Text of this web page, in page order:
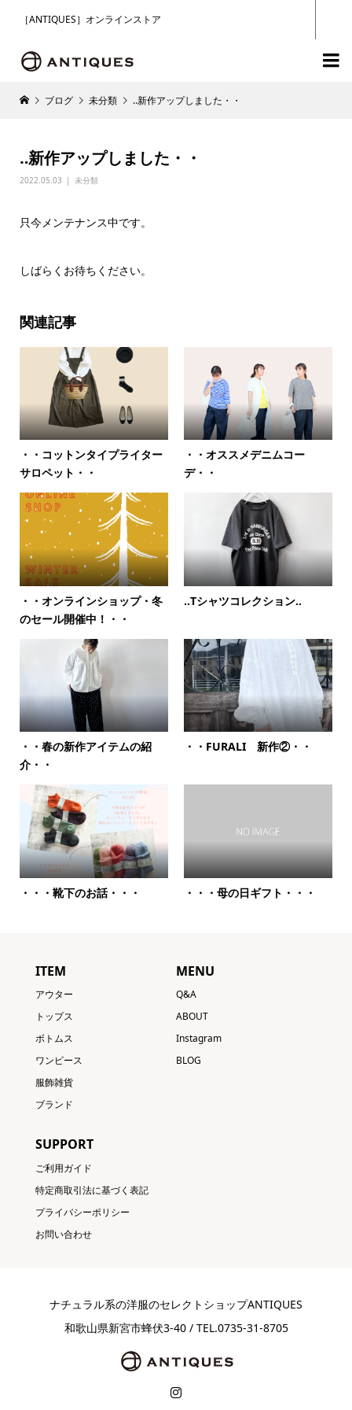
［ANTIQUES］オンラインストア

ブログ 未分類 ‥新作アップしました・・
‥新作アップしました・・
2022.05.03 未分類
只今メンテナンス中です。
しばらくお待ちください。
関連記事
・・コットンタイプライター
サロペット・・
・・オススメデニムコー
デ・・
・・オンラインショップ・冬
のセール開催中！・・
‥Tシャツコレクション‥
・・春の新作アイテムの紹
介・・
・・FURALI 新作②・・
・・・靴下のお話・・・ ・・・母の日ギフト・・・
ITEM
アウター
トップス
ボトムス
ワンピース
服飾雑貨
ブランド
MENU
Q&A
ABOUT
Instagram
BLOG
SUPPORT
ご利用ガイド
特定商取引法に基づく表記
プライバシーポリシー
お問い合わせ
ナチュラル系の洋服のセレクトショップANTIQUES
和歌山県新宮市蜂伏3-40 / TEL.0735-31-8705